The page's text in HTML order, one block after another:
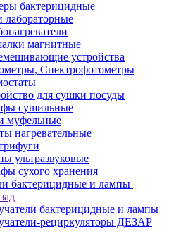
бактерицидные
лабораторные
магнитные
устройства
Спектрофотометры
для сушки посуды
сушильные
муфельные
нагревательные
ультразвуковые
сухого хранения
бактерицидные и лампы
бактерицидные и лампы
рециркуляторы ДЕЗАР